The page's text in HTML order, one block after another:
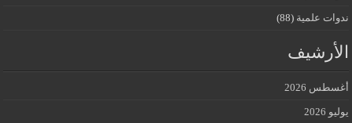
ندوات علمية (88)
الأرشيف
أغسطس 2026
يوليو 2026